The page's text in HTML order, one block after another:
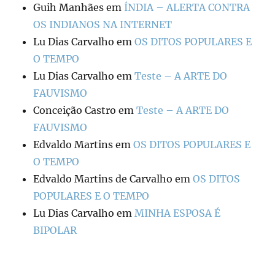
Guih Manhães em ÍNDIA – ALERTA CONTRA
OS INDIANOS NA INTERNET
Lu Dias Carvalho emOS DITOS POPULARES E
O TEMPO
Lu Dias Carvalho emTeste – A ARTE DO
FAUVISMO
Conceição Castro emTeste – A ARTE DO
FAUVISMO
Edvaldo Martins emOS DITOS POPULARES E
O TEMPO
Edvaldo Martins de Carvalho emOS DITOS
POPULARES E O TEMPO
Lu Dias Carvalho em MINHA ESPOSA É
BIPOLAR